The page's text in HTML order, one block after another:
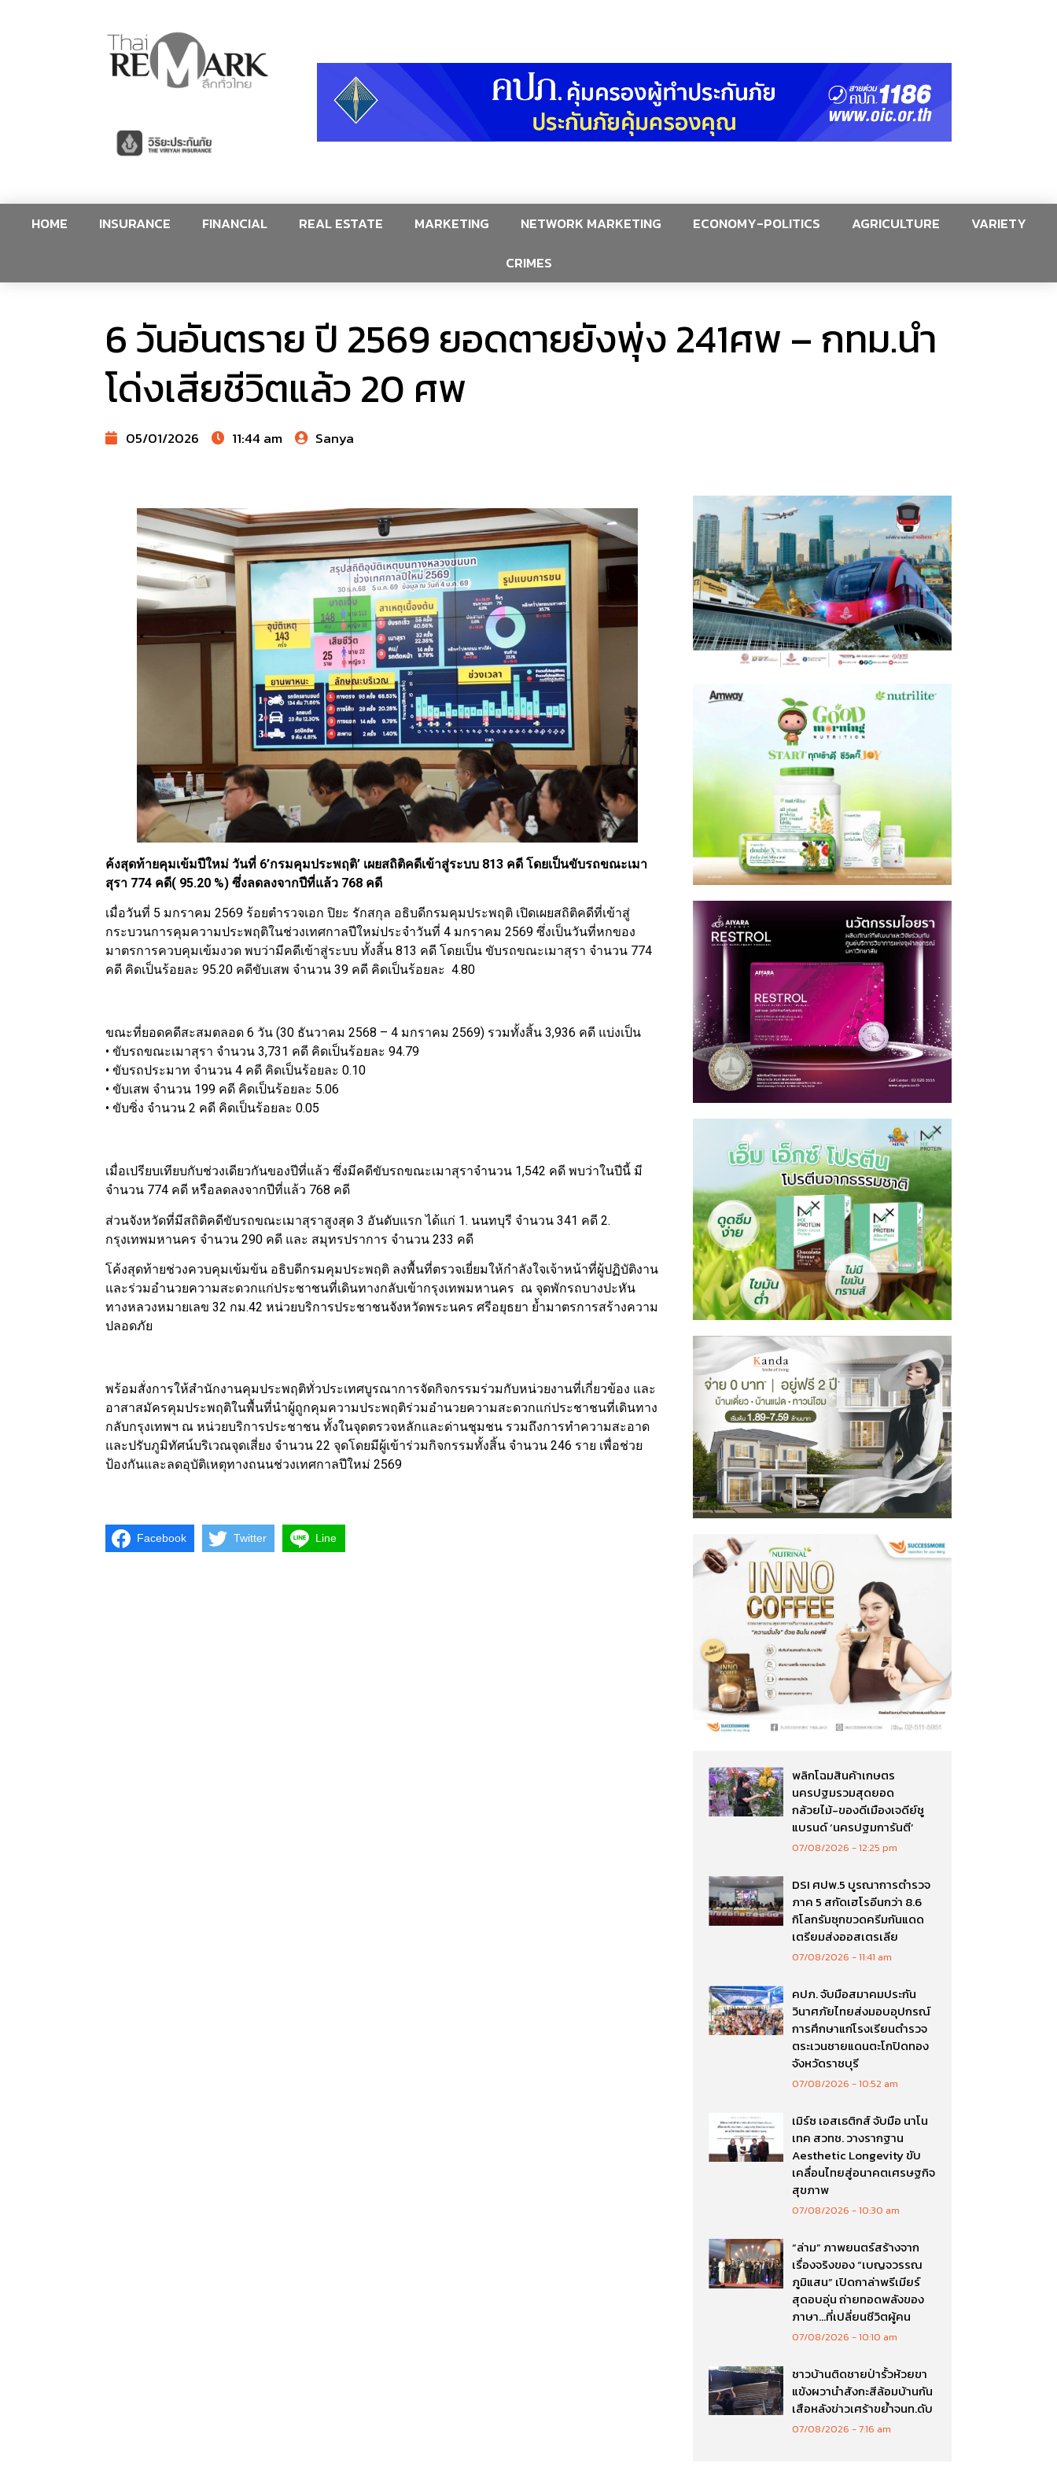
HOME INSURANCE FINANCIAL REAL ESTATE MARKETING NETWORK MARKETING ECONOMY-POLITICS AGRICULTURE
VARIETY
CRIMES
6 วันอันตราย ปี 2569 ยอดตายยังพุ่ง 241ศพ – กทม.นำ
โด่งเสียชีวิตแล้ว 20 ศพ
05/01/2026 11:44 am Sanya
ค้งสุดท้ายคุมเข้มปีใหม่ วันที่ 6’กรมคุมประพฤติ’ เผยสถิติคดีเข้าสู่ระบบ 813 คดี โดยเป็นขับรถขณะเมา
สุรา 774 คดี( 95.20 %) ซึ่งลดลงจากปีที่แล้ว 768 คดี
เมื่อวันที่ 5 มกราคม 2569 ร้อยตำรวจเอก ปิยะ รักสกุล อธิบดีกรมคุมประพฤติ เปิดเผยสถิติคดีที่เข้าสู่
กระบวนการคุมความประพฤติในช่วงเทศกาลปีใหม่ประจำวันที่ 4 มกราคม 2569 ซึ่งเป็นวันที่หกของ
มาตรการควบคุมเข้มงวด พบว่ามีคดีเข้าสู่ระบบ ทั้งสิ้น 813 คดี โดยเป็น ขับรถขณะเมาสุรา จำนวน 774
คดี คิดเป็นร้อยละ 95.20 คดีขับเสพ จำนวน 39 คดี คิดเป็นร้อยละ 4.80
ขณะที่ยอดคดีสะสมตลอด 6 วัน (30 ธันวาคม 2568 – 4 มกราคม 2569) รวมทั้งสิ้น 3,936 คดี แบ่งเป็น
• ขับรถขณะเมาสุรา จำนวน 3,731 คดี คิดเป็นร้อยละ 94.79
• ขับรถประมาท จำนวน 4 คดี คิดเป็นร้อยละ 0.10
• ขับเสพ จำนวน 199 คดี คิดเป็นร้อยละ 5.06
• ขับซิ่ง จำนวน 2 คดี คิดเป็นร้อยละ 0.05
เมื่อเปรียบเทียบกับช่วงเดียวกันของปีที่แล้ว ซึ่งมีคดีขับรถขณะเมาสุราจำนวน 1,542 คดี พบว่าในปีนี้ มี
จำนวน 774 คดี หรือลดลงจากปีที่แล้ว 768 คดี
ส่วนจังหวัดที่มีสถิติคดีขับรถขณะเมาสุราสูงสุด 3 อันดับแรก ได้แก่ 1. นนทบุรี จำนวน 341 คดี 2.
กรุงเทพมหานคร จำนวน 290 คดี และ สมุทรปราการ จำนวน 233 คดี
โค้งสุดท้ายช่วงควบคุมเข้มข้น อธิบดีกรมคุมประพฤติ ลงพื้นที่ตรวจเยี่ยมให้กำลังใจเจ้าหน้าที่ผู้ปฏิบัติงาน
และร่วมอำนวยความสะดวกแก่ประชาชนที่เดินทางกลับเข้ากรุงเทพมหานคร ณ จุดพักรถบางปะหัน
ทางหลวงหมายเลข 32 กม.42 หน่วยบริการประชาชนจังหวัดพระนคร ศรีอยุธยา ย้ำมาตรการสร้างความ
ปลอดภัย
พร้อมสั่งการให้สำนักงานคุมประพฤติทั่วประเทศบูรณาการจัดกิจกรรมร่วมกับหน่วยงานที่เกี่ยวข้อง และ
อาสาสมัครคุมประพฤติในพื้นที่นำผู้ถูกคุมความประพฤติร่วมอำนวยความสะดวกแก่ประชาชนที่เดินทาง
กลับกรุงเทพฯ ณ หน่วยบริการประชาชน ทั้งในจุดตรวจหลักและด่านชุมชน รวมถึงการทำความสะอาด
และปรับภูมิทัศน์บริเวณจุดเสี่ยง จำนวน 22 จุดโดยมีผู้เข้าร่วมกิจกรรมทั้งสิ้น จำนวน 246 ราย เพื่อช่วย
ป้องกันและลดอุบัติเหตุทางถนนช่วงเทศกาลปีใหม่ 2569
Facebook Twitter Line
พลิกโฉมสินค้าเกษตร
นครปฐมรวมสุดยอด
กล้วยไม้-ของดีเมืองเจดีย์ชู
แบรนด์ ‘นครปฐมการันตี’
07/08/2026 12:25 pm
DSI ศปพ.5 บูรณาการตำรวจ
ภาค 5 สกัดเฮโรอีนกว่า 8.6
กิโลกรัมซุกขวดครีมกันแดด
เตรียมส่งออสเตรเลีย
07/08/2026 11:41 am
คปภ. จับมือสมาคมประกัน
วินาศภัยไทยส่งมอบอุปกรณ์
การศึกษาแก่โรงเรียนตำรวจ
ตระเวนชายแดนตะโกปิดทอง
จังหวัดราชบุรี
07/08/2026 10:52 am
เมิร์ซ เอสเธติกส์ จับมือ นาโน
เทค สวทช. วางรากฐาน
Aesthetic Longevity ขับ
เคลื่อนไทยสู่อนาคตเศรษฐกิจ
สุขภาพ
07/08/2026 10:30 am
“ล่าม” ภาพยนตร์สร้างจาก
เรื่องจริงของ “เบญจวรรณ
ภูมิแสน” เปิดกาล่าพรีเมียร์
สุดอบอุ่น ถ่ายทอดพลังของ
ภาษา…ที่เปลี่ยนชีวิตผู้คน
07/08/2026 10:10 am
ชาวบ้านติดชายป่ารั้วห้วยขา
แข้งผวานำสังกะสีล้อมบ้านกัน
เสือหลังข่าวเศร้าขย้ำจนท.ดับ
07/08/2026 7:16 am